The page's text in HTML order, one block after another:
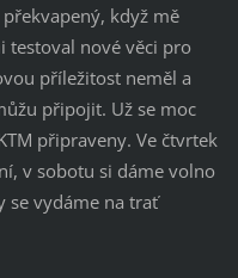
když mě
testoval nové věci pro
příležitost neměl a
připojit. Už se moc
připraveny. Ve čtvrtek
v sobotu si dáme volno
se vydáme na trať